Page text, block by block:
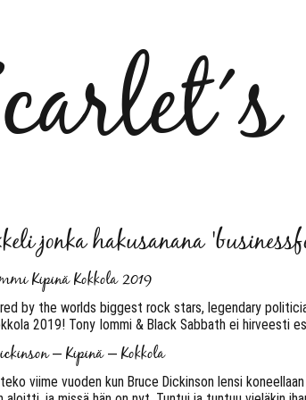
jonka hakusanana
Kipinä Kokkola 2019
by the worlds biggest rock stars, legendary
2019! Tony Iommi & Black Sabbath ei hirveesti
– Kipinä – Kokkola
viime vuoden kun Bruce Dickinson lensi